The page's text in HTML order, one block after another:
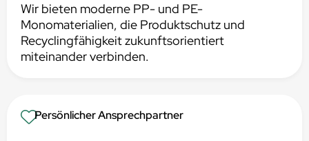
Wir bieten moderne PP- und PE-
Monomaterialien, die Produktschutz und
Recyclingfähigkeit zukunftsorientiert
miteinander verbinden.
Persönlicher Ansprechpartner